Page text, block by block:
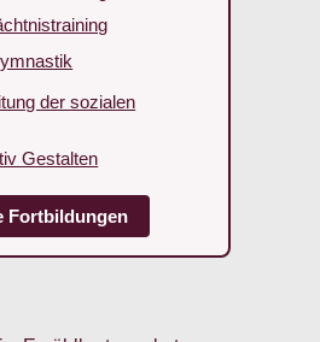
der sozialen
Gestalten
Fortbildungen